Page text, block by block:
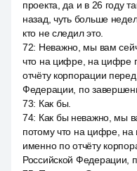
проекта, да и в 26 году
назад, чуть больше
кто не следил это.
72: Неважно, мы вам
что на цифре, на цифре
отчёту корпорации
Федерации, по
73: Как бы.
74: Как бы неважно, мы
потому что на цифре,
именно по отчёту
Российской Федерации,